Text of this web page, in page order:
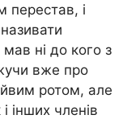
перестав, і
ні до кого з
вже про
ротом, але
інших членів